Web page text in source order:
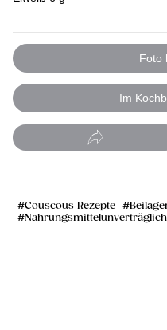
Foto
Im
Couscous Rezepte